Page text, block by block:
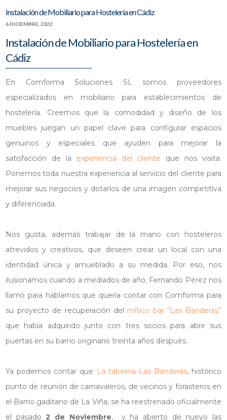
Instalación de Mobiliario para Hostelería en Cádiz
6 DICIEMBRE, 2022
Instalación de Mobiliario para Hostelería en
Cádiz
En Comforma Soluciones SL somos proveedores
especializados en mobiliario para establecimientos de
hostelería. Creemos que la comodidad y diseño de los
muebles juegan un papel clave para configurar espacios
genuinos y especiales que ayuden para mejorar la
satisfacción de la experiencia del cliente que nos visita.
Ponemos toda nuestra experiencia al servicio del cliente para
mejorar sus negocios y dotarlos de una imagen competitiva
y diferenciada.
Nos gusta, además trabajar de la mano con hosteleros
atrevidos y creativos, que deseen crear un local con una
identidad única y amueblado a su medida. Por eso, nos
ilusionamos cuando a mediados de año, Fernando Pérez nos
llamó para hablarnos que quería contar con Comforma para
su proyecto de recuperación del mítico bar “Las Banderas”
que había adquirido junto con tres socios para abrir sus
puertas en su barrio originario treinta años después.
Ya podemos contar que La taberna Las Banderas, histórico
punto de reunión de carnavaleros, de vecinos y forasteros en
el Barrio gaditano de La Viña, se ha reestrenado oficialmente
el pasado 2 de Noviembre, y ha abierto de nuevo las